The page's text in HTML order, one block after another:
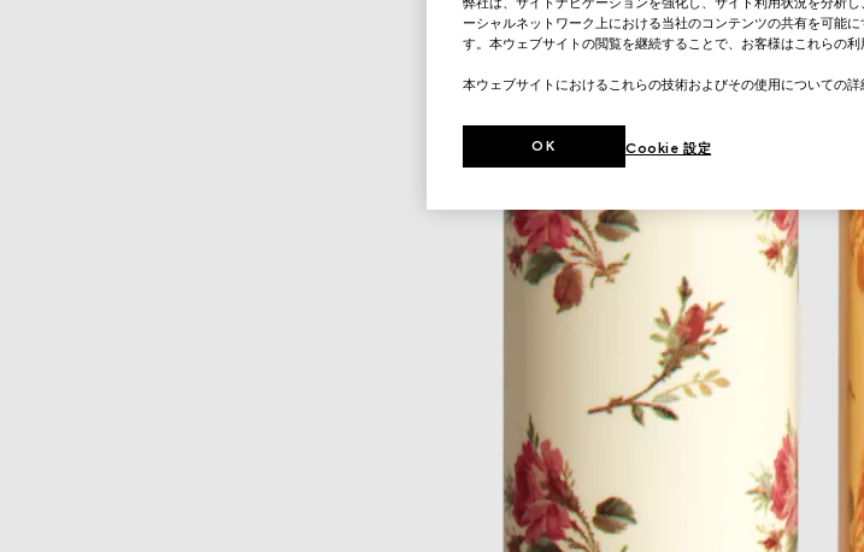
ーシャルネットワーク上における当社のコンテンツの共有を可能
す。本ウェブサイトの閲覧を継続することで、お客様はこれらの利
本ウェブサイトにおけるこれらの技術およびその使用についての
Cookie 設定
OK